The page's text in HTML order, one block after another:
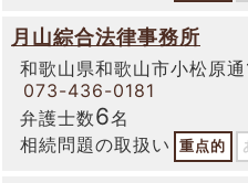
月山綜合法律事務所
和歌山県和歌山市小松原
073-436-0181
弁護士数6名
相続問題の取扱い
重点的